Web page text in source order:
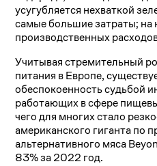
усугубляется нехваткой
самые большие затраты; на
производственных
Учитывая стремительный
питания в Европе,
обеспокоенность судьбой
работающих в сфере
чего для многих стало
американского гиганта по
альтернативного мяса
83% за 2022 год.